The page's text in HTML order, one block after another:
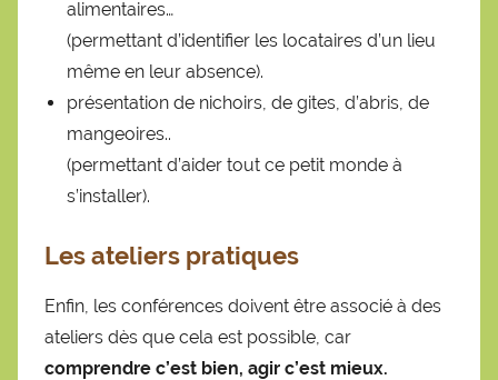
alimentaires…
(permettant d’identifier les locataires d’un lieu
même en leur absence).
présentation de nichoirs, de gites, d’abris, de
mangeoires..
(permettant d’aider tout ce petit monde à
s’installer).
Les ateliers pratiques
Enfin, les conférences doivent être associé à des
ateliers dès que cela est possible, car
comprendre c’est bien, agir c’est mieux.